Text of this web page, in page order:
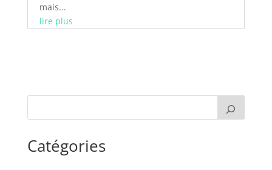
mais...
lire plus
Catégories